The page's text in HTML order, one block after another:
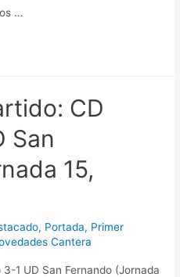
…
CD
San
15,
, Portada, Primer
Cantera
1 UD San Fernando (Jornada